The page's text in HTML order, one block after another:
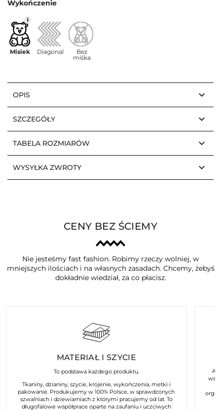
Wykończenie
Misiek Diagonal
Bez
miśka
OPIS keyboard_arrow_down
SZCZEGÓŁY keyboard_arrow_down
TABELA ROZMIARÓW keyboard_arrow_down
WYSYŁKA ZWROTY keyboard_arrow_down
CENY BEZ ŚCIEMY
Nie jesteśmy fast fashion. Robimy rzeczy wolniej, w
mniejszych ilościach i na własnych zasadach. Chcemy, żebyś
dokładnie wiedział, za co płacisz.
MATERIAŁ I SZYCIE
To podstawa każdego produktu.
Tkaniny, dzianiny, szycie, krojenie, wykończenia, metki i
pakowanie. Produkujemy w 100% Polsce, w sprawdzonych
szwalniach i dziewiarniach z którymi pracujemy od lat. To
długofalowe współprace oparte na zaufaniu i uczciwych